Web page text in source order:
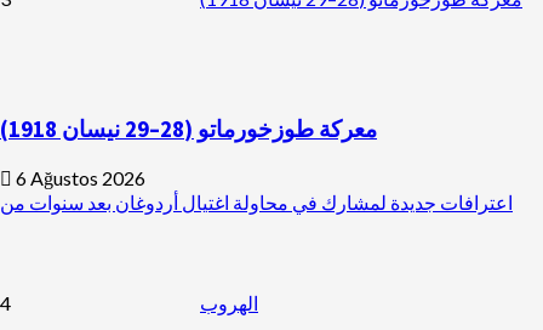
معركة طوزخورماتو (28–29 نيسان 1918)
6 Ağustos 2026
اعترافات جديدة لمشارك في محاولة اغتيال أردوغان بعد سنوات من
الهروب 4